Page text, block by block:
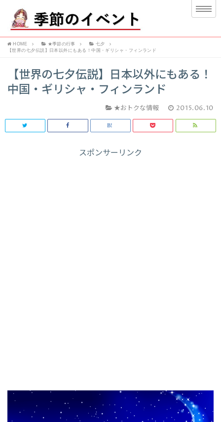
HOME ★季節の行事
七夕
【世界の七夕伝説】日本以外にもある！中国・ギリシャ・フィンランド
【世界の七夕伝説】日本以外にもある！
中国・ギリシャ・フィンランド
★おトクな情報 2015.06.10
スポンサーリンク